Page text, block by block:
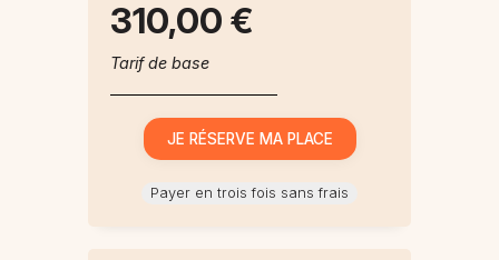
310,00 €
Tarif de base
Payer en trois fois sans frais